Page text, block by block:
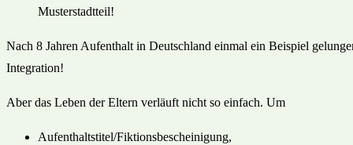
Musterstadtteil!
Nach 8 Jahren Aufenthalt in Deutschland einmal ein Beispiel
Integration!
Aber das Leben der Eltern verläuft nicht so einfach. Um
Aufenthaltstitel/Fiktionsbescheinigung,